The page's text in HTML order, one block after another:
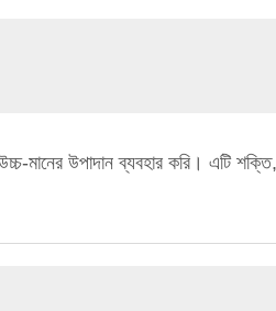
মানের উপাদান ব্যবহার করি। এটি শক্তি,